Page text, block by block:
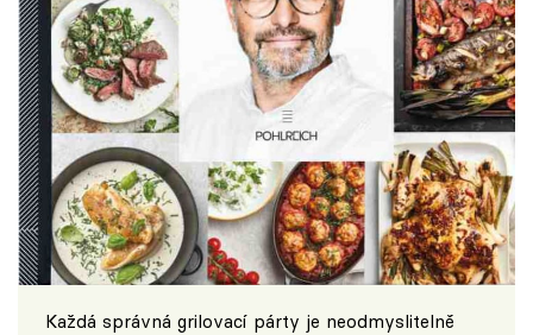
Každá správná grilovací párty je neodmyslitelně